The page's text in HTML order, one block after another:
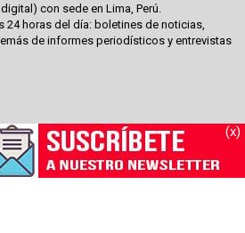
(x)
con sede en Lima, Perú.
24 horas del día: boletines de noticias,
de informes periodísticos y entrevistas
2017. Todos los derechos
reservados.